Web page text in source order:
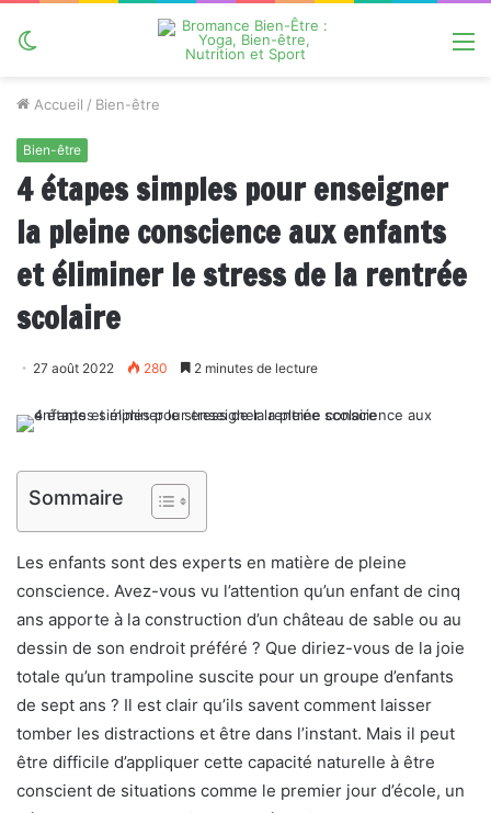
Accueil / Bien-être
Bien-être
4 étapes simples pour enseigner
la pleine conscience aux enfants
et éliminer le stress de la rentrée
scolaire
27 août 2022 280 2 minutes de lecture
Sommaire
Les enfants sont des experts en matière de pleine
conscience. Avez-vous vu l’attention qu’un enfant de cinq
ans apporte à la construction d’un château de sable ou au
dessin de son endroit préféré ? Que diriez-vous de la joie
totale qu’un trampoline suscite pour un groupe d’enfants
de sept ans ? Il est clair qu’ils savent comment laisser
tomber les distractions et être dans l’instant. Mais il peut
être difficile d’appliquer cette capacité naturelle à être
conscient de situations comme le premier jour d’école, un